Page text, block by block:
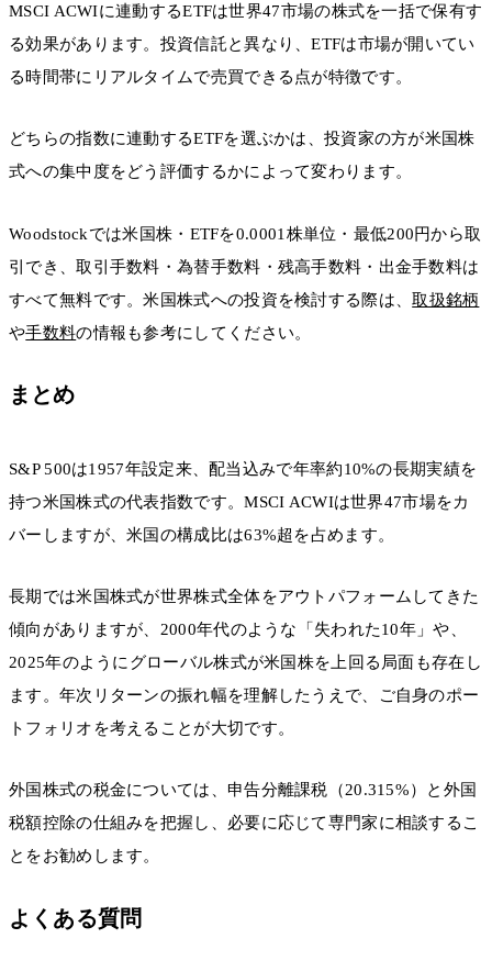
MSCI ACWIに連動するETFは世界47市場の株式を一括で保有す
る効果があります。投資信託と異なり、ETFは市場が開いてい
る時間帯にリアルタイムで売買できる点が特徴です。
どちらの指数に連動するETFを選ぶかは、投資家の方が米国株
式への集中度をどう評価するかによって変わります。
Woodstockでは米国株・ETFを0.0001株単位・最低200円から取
引でき、取引手数料・為替手数料・残高手数料・出金手数料は
すべて無料です。米国株式への投資を検討する際は、取扱銘柄
や手数料の情報も参考にしてください。
まとめ
S&P 500は1957年設定来、配当込みで年率約10%の長期実績を
持つ米国株式の代表指数です。MSCI ACWIは世界47市場をカ
バーしますが、米国の構成比は63%超を占めます。
長期では米国株式が世界株式全体をアウトパフォームしてきた
傾向がありますが、2000年代のような「失われた10年」や、
2025年のようにグローバル株式が米国株を上回る局面も存在し
ます。年次リターンの振れ幅を理解したうえで、ご自身のポー
トフォリオを考えることが大切です。
外国株式の税金については、申告分離課税（20.315%）と外国
税額控除の仕組みを把握し、必要に応じて専門家に相談するこ
とをお勧めします。
よくある質問